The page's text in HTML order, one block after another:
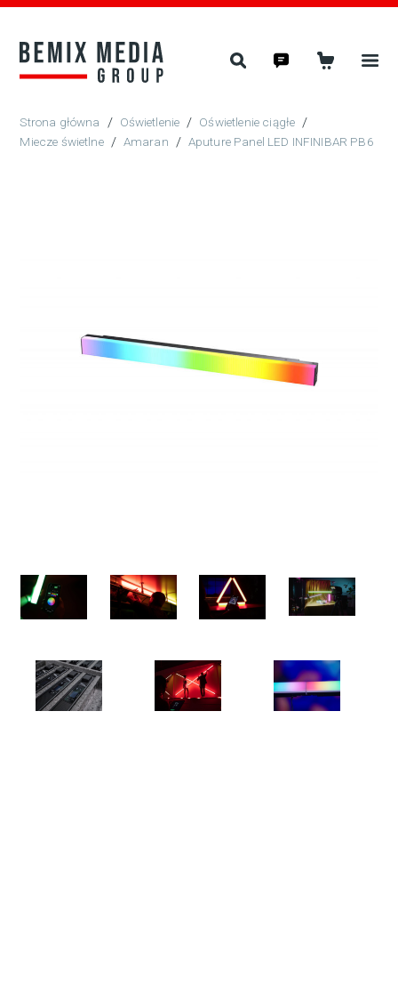
/ Oświetlenie / Oświetlenie ciągłe /
Miecze świetlne/ Amaran / Aputure Panel LED INFINIBAR PB6